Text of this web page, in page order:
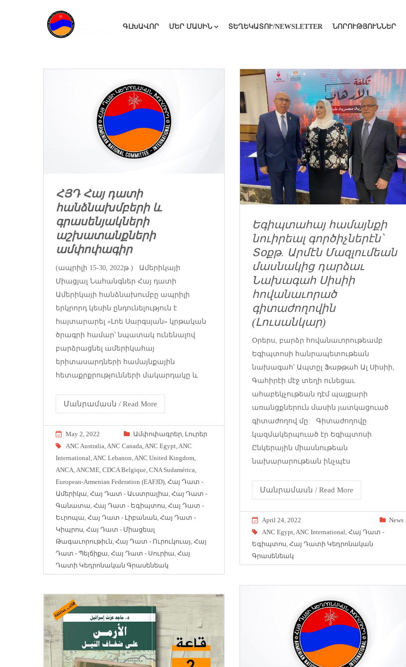
ԳԼԽԱՎՈՐ ՄԵՐ ՄԱՍԻՆ ՏԵՂԵԿԱՏՈՒ/NEWSLETTER ՆՈՐՈՒԹՅՈՒՆՆԵՐ
ՀՅԴ Հայ դատի
հանձնախմբերի և
գրասենյակների
աշխատանքների
ամփոփագիր
(ապրիլի 15-30, 2022թ.) Ամերիկայի
Միացյալ Նահանգներ Հայ դատի
Ամերիկայի հանձնախումբը ապրիլի
երկրորդ կեսին ընդունելություն է
հայտարարել «Լոե Սարգսյան» կրթական
ծրագրի համար՝ նպատակ ունենալով
բարձրացնել ամերիկահայ
երիտասարդների համայնքային
հետաքրքրությունների մակարդակը և
Մանրամասն / Read More
May 2, 2022 Ամփոփագրեր Լուրեր
ANC Australia ANC Canada ANC Egypt ANC
International ANC Lebanon ANC United Kingdom
ANCA ANCME CDCA Belgique CNA Sudamérica
European-Armenian Federation (EAFJD) Հայ Դատ -
Ամերիկա Հայ Դատ - Աւստրալիա Հայ Դատ -
Գանատա Հայ Դատ - Եգիպտոս Հայ Դատ -
Եւրոպա Հայ Դատ - Լիբանան Հայ Դատ -
Կիպրոս Հայ Դատ - Միացեալ
Թագաւորութիւն Հայ Դատ - Ուրուկուայ Հայ
Դատ - Պելճիքա Հայ Դատ - Սուրիա Հայ
Դատի Կեդրոնական Գրասենեակ
Եգիպտահայ համայնքի
նուիրեալ գործիչներէն՝
Տօքթ. Արմէն Մազլումեան
մասնակից դարձաւ
Նախագահ Սիսիի
հովանաւորած
գիտաժողովին
(Լուսանկար)
Օրերս, բարձր հովանաւորութեամբ
Եգիպտոսի հանրապետութեան
նախագահ՝ Ապտըլ Ֆաթթահ Ալ Սիսիի,
Գահիրէի մէջ տեղի ունեցաւ
ահաբեկչութեան դէմ պայքարի
առանցքներուն մասին յատկացուած
գիտաժողով մը: Գիտաժողովը
կազմակերպուած էր Եգիպտոսի
Ընկերային միասնութեան
նախարարութեան ինչպէս
Մանրամասն / Read More
April 24, 2022
News
ANC Egypt,ANC International, Հայ Դատ -
Եգիպտոս, Հայ Դատի Կեդրոնական
Գրասենեակ